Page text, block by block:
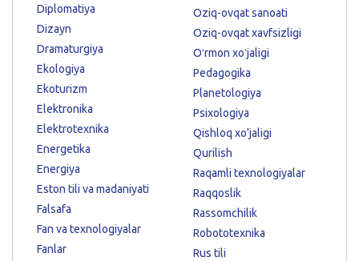
Diplomatiya
Dizayn
Dramaturgiya
Ekologiya
Ekoturizm
Elektronika
Elektrotexnika
Energetika
Energiya
Eston tili va madaniyati
Falsafa
Fan va texnologiyalar
Fanlar
Oziq-ovqat sanoati
Oziq-ovqat xavfsizligi
Oʻrmon xoʻjaligi
Pedagogika
Planetologiya
Psixologiya
Qishloq xo'jaligi
Qurilish
Raqamli texnologiyalar
Raqqoslik
Rassomchilik
Robototexnika
Rus tili